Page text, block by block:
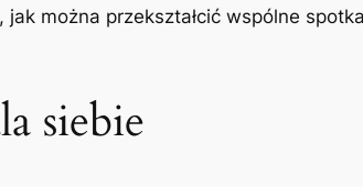
można przekształcić wspólne
siebie